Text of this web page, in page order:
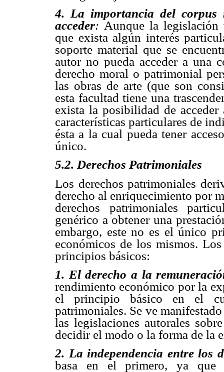
4. La importancia del corpus
acceder: Aunque la legislación
que exista algún interés
soporte material que se
autor no pueda acceder a una
derecho moral o patrimonial
las obras de arte (que son
esta facultad tiene una
exista la posibilidad de
características particulares de
ésta a la cual pueda tener
único.
5.2. Derechos Patrimoniales
Los derechos patrimoniales
derecho al enriquecimiento por
derechos patrimoniales
genérico a obtener una
embargo, este no es el único
económicos de los mismos.
principios básicos:
1. El derecho a la
rendimiento económico por la
el principio básico en el
patrimoniales. Se ve
las legislaciones autorales
decidir el modo o la forma de la
2. La independencia entre los
basa en el primero, ya que